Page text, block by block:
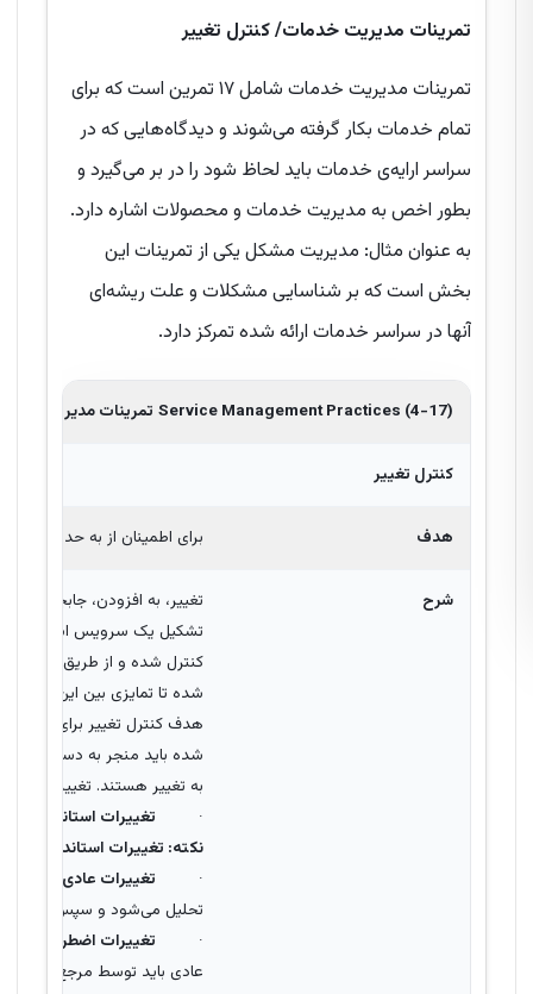
تمرینات مدیریت خدمات/کنترل تغییر
تمرینات مدیریت خدمات شامل ۱۷ تمرین است که برای
تمام خدمات بکار گرفته می‌شوند و دیدگاه‌هایی که در
سراسر ارایه‌ی خدمات باید لحاظ شود را در بر می‌گیرد و
بطور اخص به مدیریت خدمات و محصولات اشاره دارد.
به عنوان مثال: مدیریت مشکل یکی از تمرینات این
بخش است که بر شناسایی مشکلات و علت ریشه‌ای
آنها در سراسر خدمات ارائه شده تمرکز دارد.
Service Management Practices (4-17) تمرینات مدیریت
کنترل تغییر
هدف برای اطمینان از به حداکثر
شرح
تغییر، به افزودن، جابجایی،
تشکیل یک سرویس استفاده
شده تا تمایزی بین این و
هدف کنترل تغییر برای
شده باید منجر به دستیابی
به تغییر هستند. تغییرات سه
· تغییرات استاندارد
نکته: تغییرات استاندارد از
· تغییرات عادی
تحلیل می‌شود و سپس مجوز
· تغییرات اضطراری
عادی باید توسط مرجع تغییر